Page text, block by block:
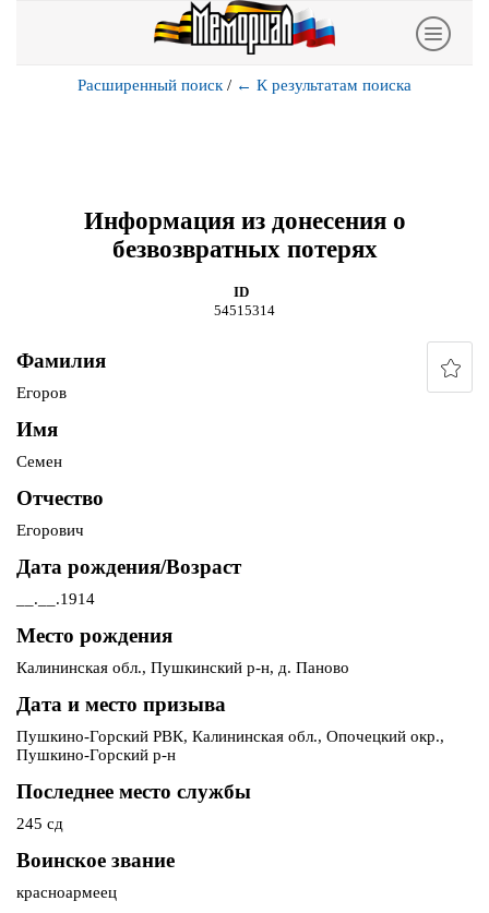
Расширенный поиск / ← К результатам поиска
Информация из донесения о
безвозвратных потерях
ID
54515314
Фамилия
Егоров
Имя
Семен
Отчество
Егорович
Дата рождения/Возраст
__.__.1914
Место рождения
Калининская обл., Пушкинский р-н, д. Паново
Дата и место призыва
Пушкино-Горский РВК, Калининская обл., Опочецкий окр.,
Пушкино-Горский р-н
Последнее место службы
245 сд
Воинское звание
красноармеец